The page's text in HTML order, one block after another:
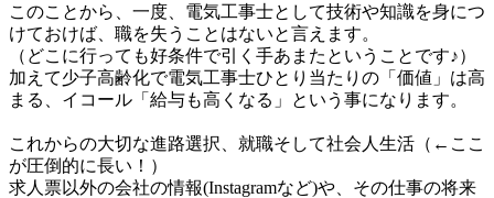
このことから、一度、電気工事士として技術や知識を身につ
けておけば、職を失うことはないと言えます。
（どこに行っても好条件で引く手あまたということです♪）
加えて少子高齢化で電気工事士ひとり当たりの「価値」は高
まる、イコール「給与も高くなる」という事になります。
これからの大切な進路選択、就職そして社会人生活（←ここ
が圧倒的に長い！）
求人票以外の会社の情報(Instagramなど)や、その仕事の将来